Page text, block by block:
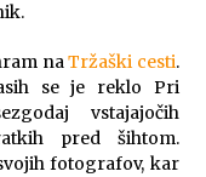
agregatov, ki jih je
naTržaški cesti.
se je reklo Pri
vstajajočih
pred šihtom.
fotografov, kar